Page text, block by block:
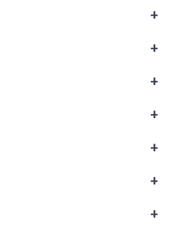
+
+
+
+
+
+
+